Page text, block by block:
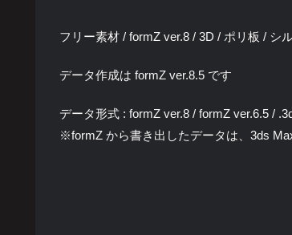
フリー素材 / formZ ver.8 / 3D / ポリ板 / シ
データ作成は formZ ver.8.5 です
データ形式 : formZ ver.8 / formZ ver.6.5 /
※formZ から書き出したデータは、3ds